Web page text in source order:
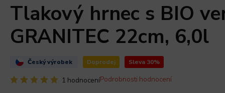
Tlakový hrnec s BIO
GRANITEC 22cm, 6,0l
Český výrobek Doprodej Sleva 30%
1 hodnoceníPodrobnosti hodnocení